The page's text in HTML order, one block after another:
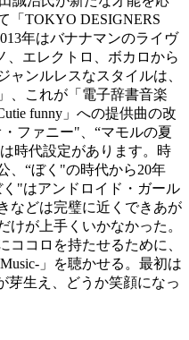
「TOKYO DESIGNERS
年はバナナマンのライヴ
、エレクトロ、ボカロから
ャンルレスなスタイルは、
、これが「電子辞書音楽
funny」への提供曲の改
ファニー"、“マモルの夏
時代設定があります。時
、“ぼく"の時代から20年
"はアンドロイド・ガール
などは完璧に近くできあが
けが上手くいかなかった。
ココロを持たせるために、
」を聴かせる。最初は
芽生え、どうか笑顔になっ